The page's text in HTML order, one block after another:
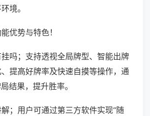
境。
优势与特色！
吗；支持透视全局牌型、智能出牌
提高好牌率及快速自摸等操作，通
结果，提升胜率。
；用户可通过第三方软件实现“随